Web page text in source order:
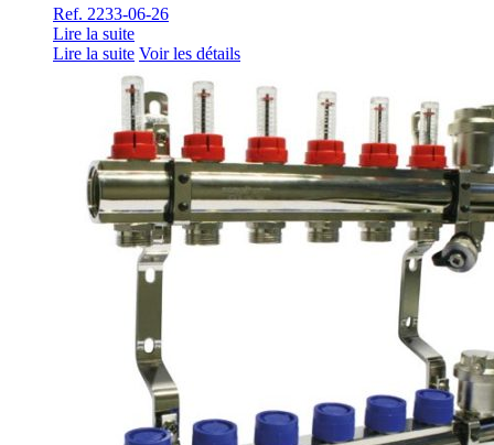
Ref. 2233-06-26
Lire la suite
Lire la suite Voir les détails